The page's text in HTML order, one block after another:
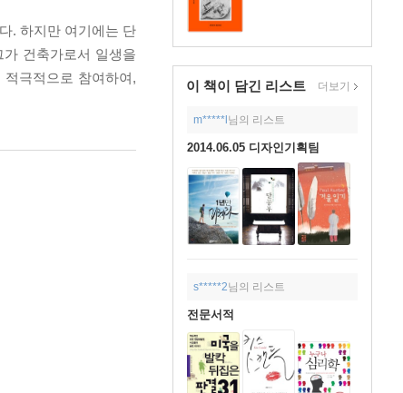
이 책이 담긴 리스트 더보기
m*****l 님의 리스트
2014.06.05 디자인기획팀
s*****2님의 리스트
전문서적
. 하지만 여기에는 단
건축가로서 일생을
극적으로 참여하여,